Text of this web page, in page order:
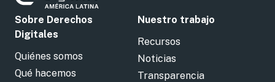
Sobre Derechos
Digitales
Quiénes somos
Qué hacemos
Nuestro trabajo
Recursos
Noticias
Transparencia